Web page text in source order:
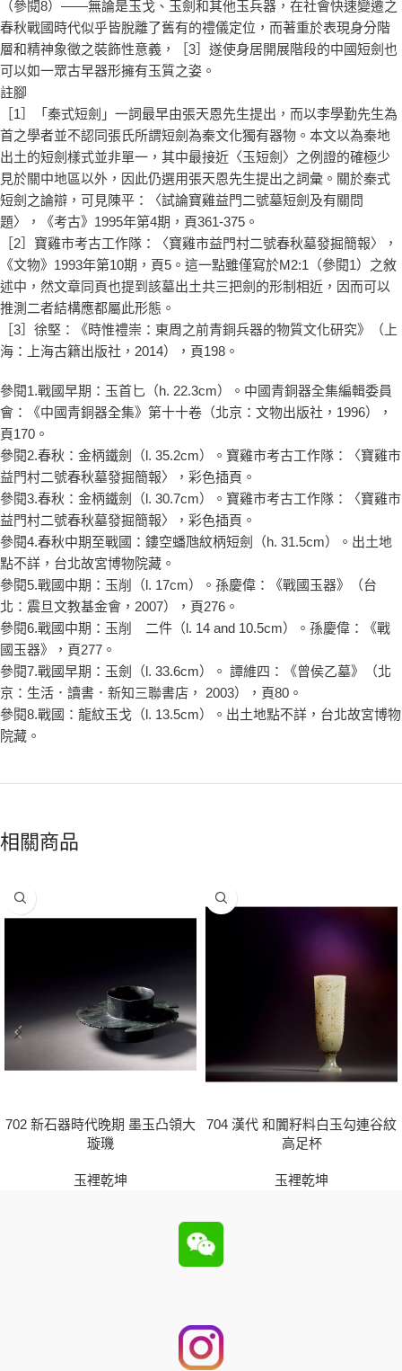
（參閱8）——無論是玉戈、玉劍和其他玉兵器，在社會快速變遷之
春秋戰國時代似乎皆脫離了舊有的禮儀定位，而著重於表現身分階
層和精神象徵之裝飾性意義，［3］遂使身居開展階段的中國短劍也
可以如一眾古早器形擁有玉質之姿。
註腳
［1］「秦式短劍」一詞最早由張天恩先生提出，而以李學勤先生為
首之學者並不認同張氏所謂短劍為秦文化獨有器物。本文以為秦地
出土的短劍樣式並非單一，其中最接近〈玉短劍〉之例證的確極少
見於關中地區以外，因此仍選用張天恩先生提出之詞彙。關於秦式
短劍之論辯，可見陳平：〈試論寶雞益門二號墓短劍及有關問
題〉，《考古》1995年第4期，頁361-375。
［2］寶雞市考古工作隊：〈寶雞市益門村二號春秋墓發掘簡報〉，
《文物》1993年第10期，頁5。這一點雖僅寫於M2:1（參閱1）之敘
述中，然文章同頁也提到該墓出土共三把劍的形制相近，因而可以
推測二者結構應都屬此形態。
［3］徐堅：《時惟禮崇：東周之前青銅兵器的物質文化研究》（上
海：上海古籍出版社，2014），頁198。
參閱1.戰國早期：玉首匕（h. 22.3cm）。中國青銅器全集編輯委員
會：《中國青銅器全集》第十十卷（北京：文物出版社，1996），
頁170。
參閱2.春秋：金柄鐵劍（l. 35.2cm）。寶雞市考古工作隊：〈寶雞市
益門村二號春秋墓發掘簡報〉，彩色插頁。
參閱3.春秋：金柄鐵劍（l. 30.7cm）。寶雞市考古工作隊：〈寶雞市
益門村二號春秋墓發掘簡報〉，彩色插頁。
參閱4.春秋中期至戰國：鏤空蟠虺紋柄短劍（h. 31.5cm）。出土地
點不詳，台北故宮博物院藏。
參閱5.戰國中期：玉削（l. 17cm）。孫慶偉：《戰國玉器》（台
北：震旦文教基金會，2007），頁276。
參閱6.戰國中期：玉削 二件（l. 14 and 10.5cm）。孫慶偉：《戰
國玉器》，頁277。
參閱7.戰國早期：玉劍（l. 33.6cm）。 譚維四：《曾侯乙墓》（北
京：生活．讀書．新知三聯書店， 2003），頁80。
參閱8.戰國：龍紋玉戈（l. 13.5cm）。出土地點不詳，台北故宮博物
院藏。
相關商品
702 新石器時代晚期 墨玉凸領大
璇璣
玉裡乾坤
704 漢代 和闐籽料白玉勾連谷紋
高足杯
玉裡乾坤